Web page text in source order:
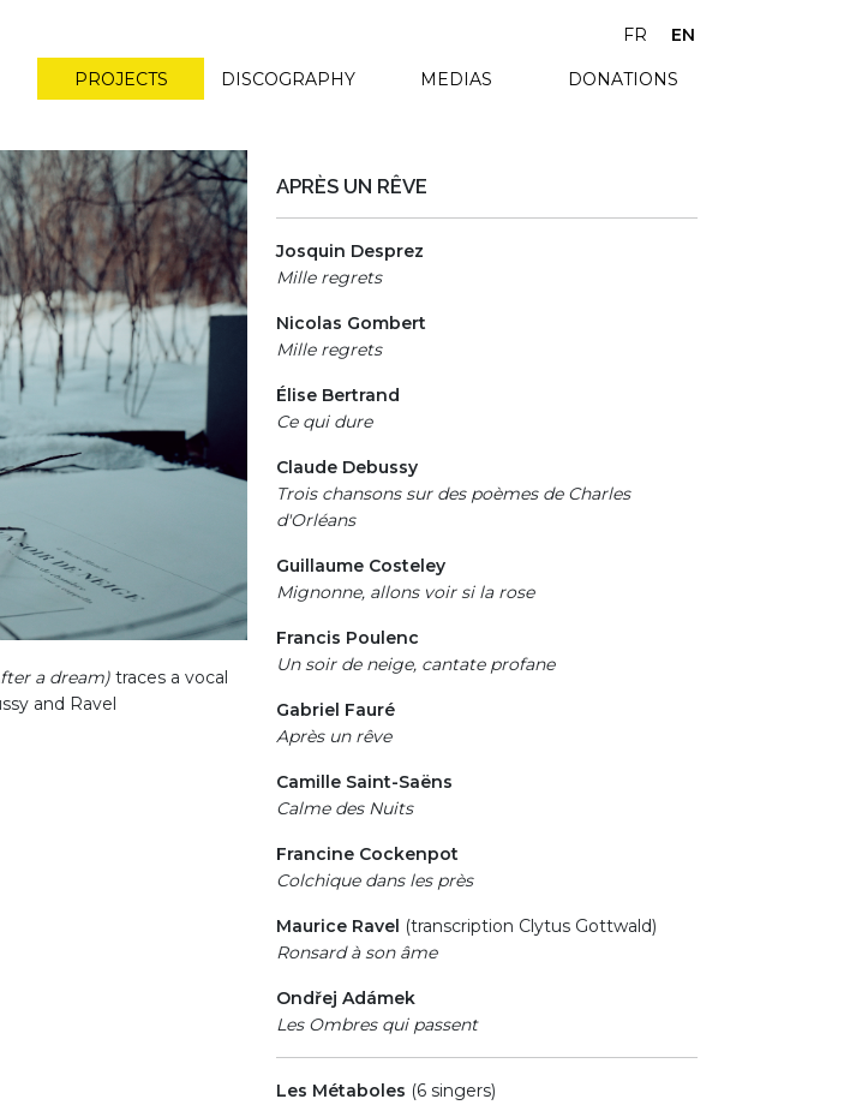
EN
FR
PROJECTS DISCOGRAPHY MEDIAS DONATIONS
a dream) traces a vocal
and Ravel
APRÈS UN RÊVE
Josquin Desprez
Mille regrets
Nicolas Gombert
Mille regrets
Élise Bertrand
Ce qui dure
Claude Debussy
Trois chansons sur des poèmes de Charles
d'Orléans
Guillaume Costeley
Mignonne, allons voir si la rose
Francis Poulenc
Un soir de neige, cantate profane
Gabriel Fauré
Après un rêve
Camille Saint-Saëns
Calme des Nuits
Francine Cockenpot
Colchique dans les près
Maurice Ravel (transcription Clytus Gottwald)
Ronsard à son âme
Ondřej Adámek
Les Ombres qui passent
Les Métaboles (6 singers)